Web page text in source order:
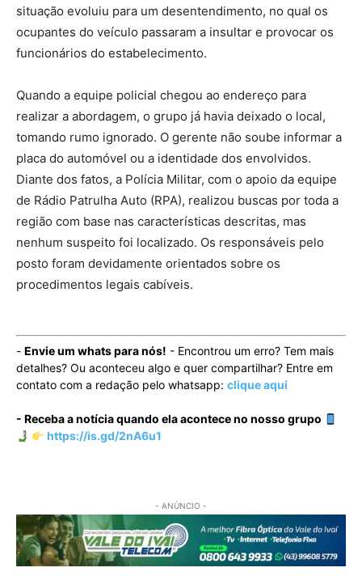
situação evoluiu para um desentendimento, no qual os
ocupantes do veículo passaram a insultar e provocar os
funcionários do estabelecimento.
Quando a equipe policial chegou ao endereço para
realizar a abordagem, o grupo já havia deixado o local,
tomando rumo ignorado. O gerente não soube informar a
placa do automóvel ou a identidade dos envolvidos.
Diante dos fatos, a Polícia Militar, com o apoio da equipe
de Rádio Patrulha Auto (RPA), realizou buscas por toda a
região com base nas características descritas, mas
nenhum suspeito foi localizado. Os responsáveis pelo
posto foram devidamente orientados sobre os
procedimentos legais cabíveis.
- Envie um whats para nós! - Encontrou um erro? Tem mais
detalhes? Ou aconteceu algo e quer compartilhar? Entre em
contato com a redação pelo whatsapp: clique aqui
- Receba a notícia quando ela acontece no nosso grupo
https://is.gd/2nA6u1
- ANÚNCIO -